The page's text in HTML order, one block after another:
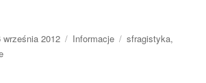
września 2012 Kategorie
Informacje Tagi
sfragistyka,